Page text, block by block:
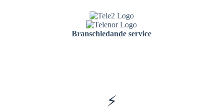
Branschledande service
⚡